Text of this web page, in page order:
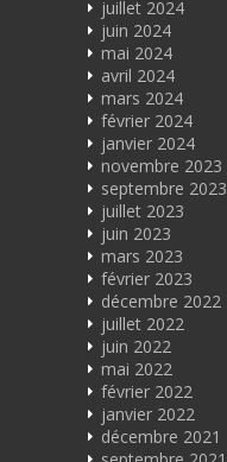
juillet 2024
juin 2024
mai 2024
avril 2024
mars 2024
février 2024
janvier 2024
novembre 2023
septembre 2023
juillet 2023
juin 2023
mars 2023
février 2023
décembre 2022
juillet 2022
juin 2022
mai 2022
février 2022
janvier 2022
décembre 2021